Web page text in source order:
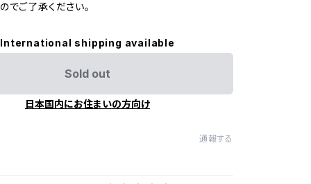
でご了承ください。
International shipping available
Sold out
日本国内にお住まいの方向け
通報する